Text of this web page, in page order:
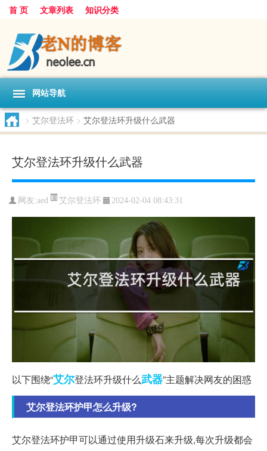
首 页 文章列表 知识分类
网站导航
> 艾尔登法环 > 艾尔登法环升级什么武器
艾尔登法环升级什么武器
网友:aed 艾尔登法环 2024-02-04 08:43:31
以下围绕“艾尔登法环升级什么武器”主题解决网友的困惑
艾尔登法环护甲怎么升级?
艾尔登法环护甲可以通过使用升级石来升级,每次升级都会